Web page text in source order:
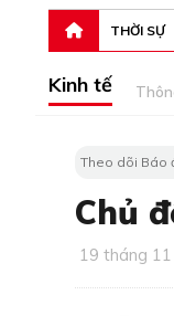
THỜI SỰ
Kinh tế
Theo dõi Báo
Chủ
19 tháng